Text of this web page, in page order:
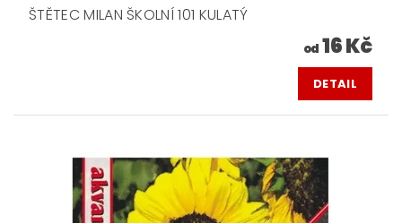
ŠTĚTEC MILAN ŠKOLNÍ 101 KULATÝ
od 16 Kč
DETAIL